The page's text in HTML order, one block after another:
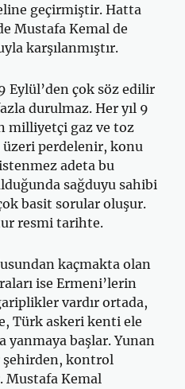
geçirmiştir. Hatta
Mustafa Kemal de
karşılanmıştır.
Eylül’den çok söz edilir
durulmaz. Her yıl 9
milliyetçi gaz ve toz
üzeri perdelenir, konu
adeta bu
sağduyu sahibi
basit sorular oluşur.
resmi tarihte.
kaçmakta olan
ise Ermeni’lerin
vardır ortada,
Türk askeri kenti ele
yanmaya başlar. Yunan
kontrol
Mustafa Kemal